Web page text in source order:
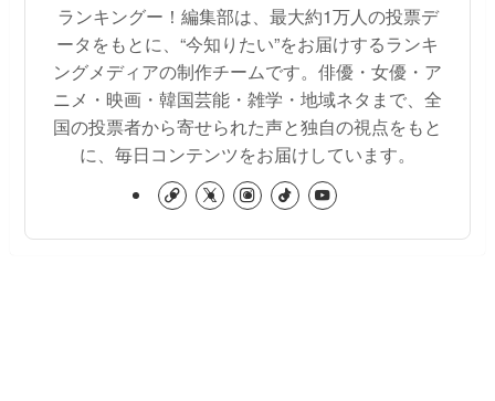
ランキングー！編集部は、最大約1万人の投票デ
ータをもとに、“今知りたい”をお届けするランキ
ングメディアの制作チームです。俳優・女優・ア
ニメ・映画・韓国芸能・雑学・地域ネタまで、全
国の投票者から寄せられた声と独自の視点をもと
に、毎日コンテンツをお届けしています。